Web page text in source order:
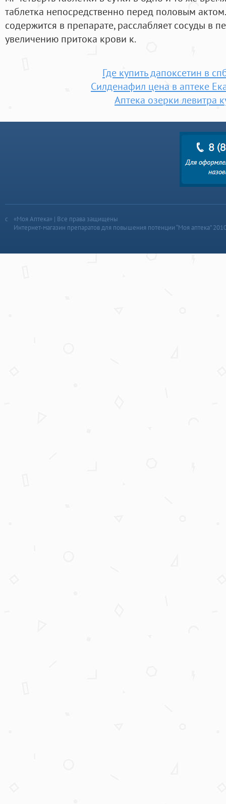
таблетка непосредственно перед половым
содержится в препарате, расслабляет сосуды в
увеличению притока крови к.
Где купить дапоксетин в
Силденафил цена в аптеке
Аптека озерки левитра
«Моя Аптека» | Все права защищены
Интернет-магазин препаратов для повышения потенции “Моя аптека”